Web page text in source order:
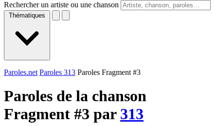
Rechercher un artiste ou une chanson
Thématiques
Paroles.net Paroles 313 Paroles Fragment #3
Paroles de la chanson
Fragment #3 par 313